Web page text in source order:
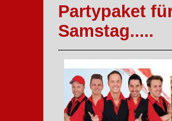
Partypaket
Samstag.....